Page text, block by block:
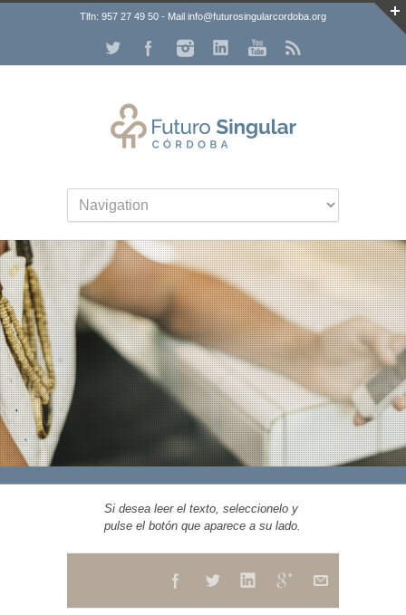
Tlfn: 957 27 49 50 - Mail info@futurosingularcordoba.org
Si desea leer el texto, seleccionelo y
pulse el botón que aparece a su lado.